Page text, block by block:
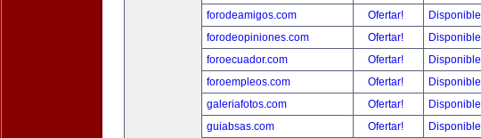
forodeamigos.com
Ofertar!
Disponible
forodeopiniones.com
Ofertar!
Disponible
foroecuador.com
Ofertar!
Disponible
foroempleos.com
Ofertar!
Disponible
galeriafotos.com
Ofertar!
Disponible
guiabsas.com
Ofertar!
Disponible